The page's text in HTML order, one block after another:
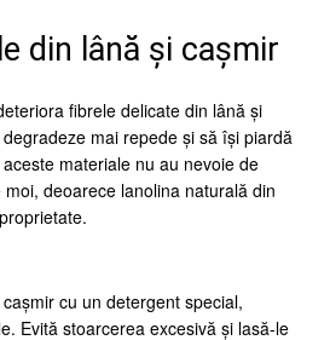
din lână și cașmir
fibrele delicate din lână și
mai repede și să își piardă
materiale nu au nevoie de
deoarece lanolina naturală din
cu un detergent special,
Evită stoarcerea excesivă și lasă-le